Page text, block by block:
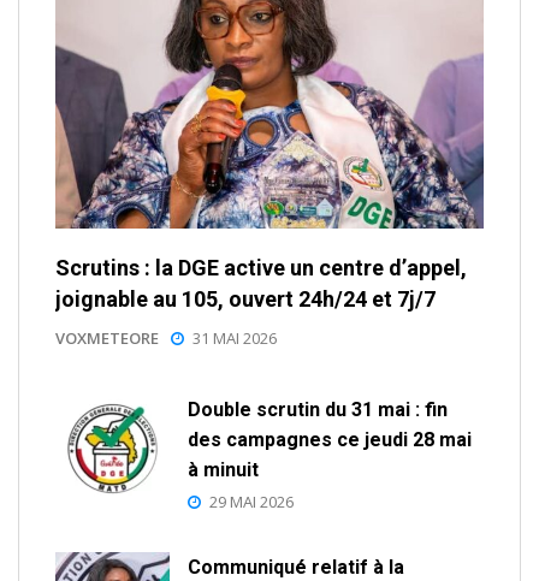
Scrutins : la DGE active un centre d’appel,
joignable au 105, ouvert 24h/24 et 7j/7
VOXMETEORE 31 MAI 2026
Double scrutin du 31 mai : fin
des campagnes ce jeudi 28 mai
à minuit
29 MAI 2026
Communiqué relatif à la